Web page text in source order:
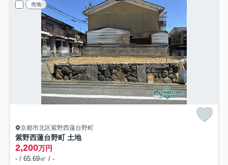
売地
京都市北区紫野西蓮台野町
紫野西蓮台野町 土地
2,200万円
- / 65.69㎡ / -